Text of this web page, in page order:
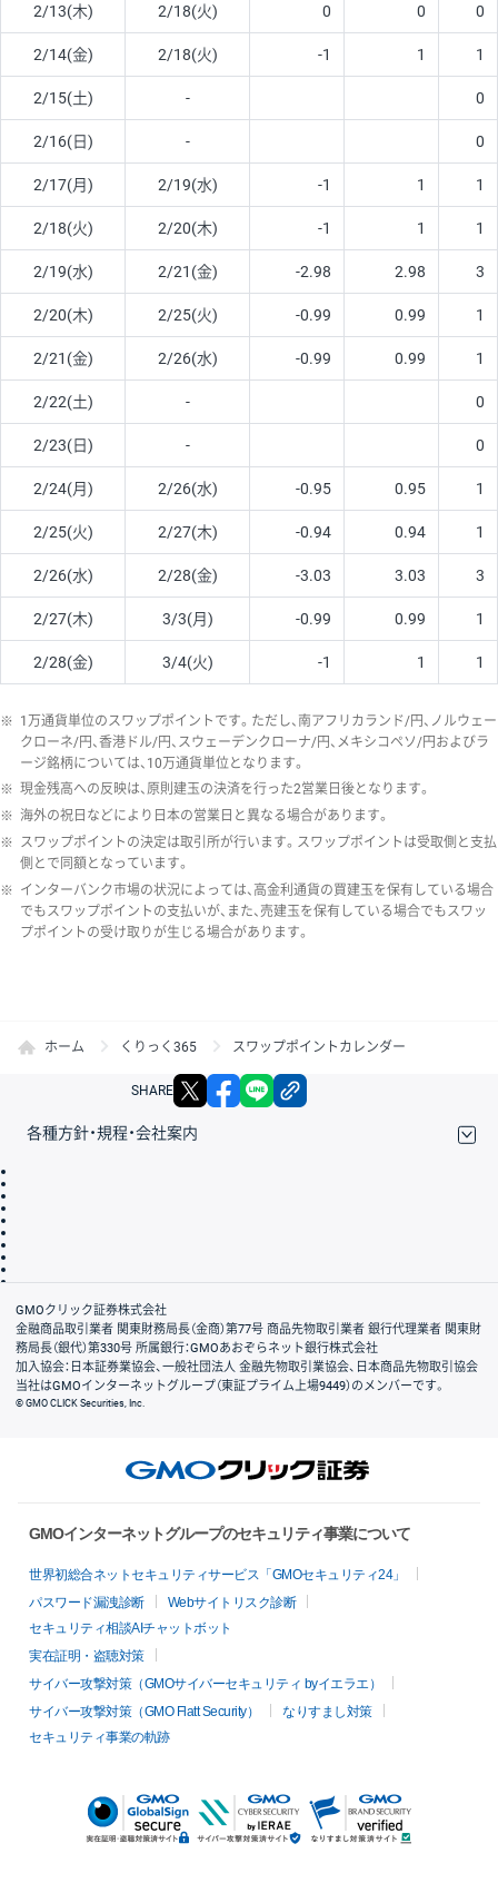
2/13(木) 2/18(火) 0 0 0
2/14(金) 2/18(火) -1 1 1
2/15(土) - 0
2/16(日) - 0
2/17(月) 2/19(水) -1 1 1
2/18(火) 2/20(木) -1 1 1
2/19(水) 2/21(金) -2.98 2.98 3
2/20(木) 2/25(火) -0.99 0.99 1
2/21(金) 2/26(水) -0.99 0.99 1
2/22(土) - 0
2/23(日) - 0
2/24(月) 2/26(水) -0.95 0.95 1
2/25(火) 2/27(木) -0.94 0.94 1
2/26(水) 2/28(金) -3.03 3.03 3
2/27(木) 3/3(月) -0.99 0.99 1
2/28(金) 3/4(火) -1 1 1
※ 1万通貨単位のスワップポイントです。ただし、南アフリカランド/円、ノルウェー
クローネ/円、香港ドル/円、スウェーデンクローナ/円、メキシコペソ/円およびラ
ージ銘柄については、10万通貨単位となります。
※ 現金残高への反映は、原則建玉の決済を行った2営業日後となります。
※ 海外の祝日などにより日本の営業日と異なる場合があります。
※ スワップポイントの決定は取引所が行います。スワップポイントは受取側と支払
側とで同額となっています。
※ インターバンク市場の状況によっては、高金利通貨の買建玉を保有している場合
でもスワップポイントの支払いが、また、売建玉を保有している場合でもスワッ
プポイントの受け取りが生じる場合があります。
ホーム くりっく365 スワップポイントカレンダー
SHARE X facebook
各種方針・規程・会社案内
会社案内
GMOクリック証券株式会社
金融商品取引業者 関東財務局長（金商）第77号 商品先物取引業者 銀行代理業者 関東財
務局長（銀代）第330号 所属銀行：GMOあおぞらネット銀行株式会社
加入協会：日本証券業協会、一般社団法人 金融先物取引業協会、日本商品先物取引協会
当社はGMOインターネットグループ（東証プライム上場9449）のメンバーです。
© GMO CLICK Securities, Inc.
GMOインターネットグループのセキュリティ事業について
世界初総合ネットセキュリティサービス「GMOセキュリティ24」
パスワード漏洩診断
Webサイトリスク診断
セキュリティ相談AIチャットボット
実在証明・盗聴対策
サイバー攻撃対策（GMOサイバーセキュリティ byイエラエ）
サイバー攻撃対策（GMO Flatt Security）
なりすまし対策
セキュリティ事業の軌跡